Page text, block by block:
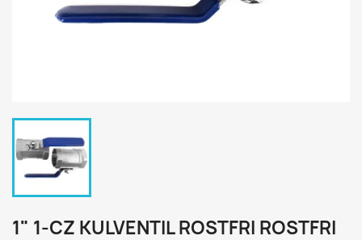
1" 1-CZ KULVENTIL ROSTFRI ROSTFRI